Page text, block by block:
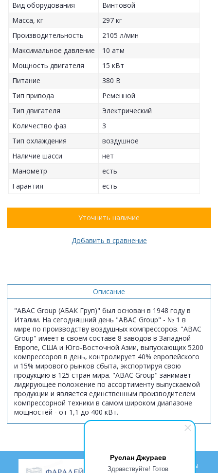
Руслан Джураев
Здравствуйте! Готов
Вид оборудования
Винтовой
Масса, кг
297 кг
Производительность
2105 л/мин
Максимальное давление
10 атм
Мощность двигателя
15 кВт
Питание
380 В
Тип привода
Ременной
Тип двигателя
Электрический
Количество фаз
3
Тип охлаждения
воздушное
Наличие шасси
нет
Манометр
есть
Гарантия
есть
Уточнить наличие
Добавить в сравнение
Описание
"ABAC Group (АБАК Груп)" был основан в 1948 году в
Италии. На сегодняшний день "ABAC Group" - № 1 в
мире по производству воздушных компрессоров. "ABAC
Group" имеет в своем составе 8 заводов в Западной
Европе, США и Юго-Восточной Азии, выпускающих 5200
компрессоров в день, контролирует 40% европейского
и 15% мирового рынков сбыта, экспортируя свою
продукцию в 125 стран мира. "ABAC Group" занимает
лидирующее положение по ассортименту выпускаемой
продукции и является единственным производителем
компрессорной техники в самом широком диапазоне
мощностей - от 1,1 до 400 кВт.
Доставка Гарантии Проекты